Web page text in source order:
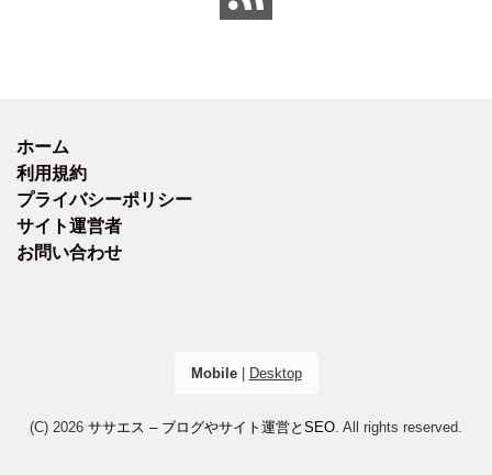
ホーム
利用規約
プライバシーポリシー
サイト運営者
お問い合わせ
Mobile| Desktop
(C) 2026 ササエス – ブログやサイト運営とSEO. All rights reserved.